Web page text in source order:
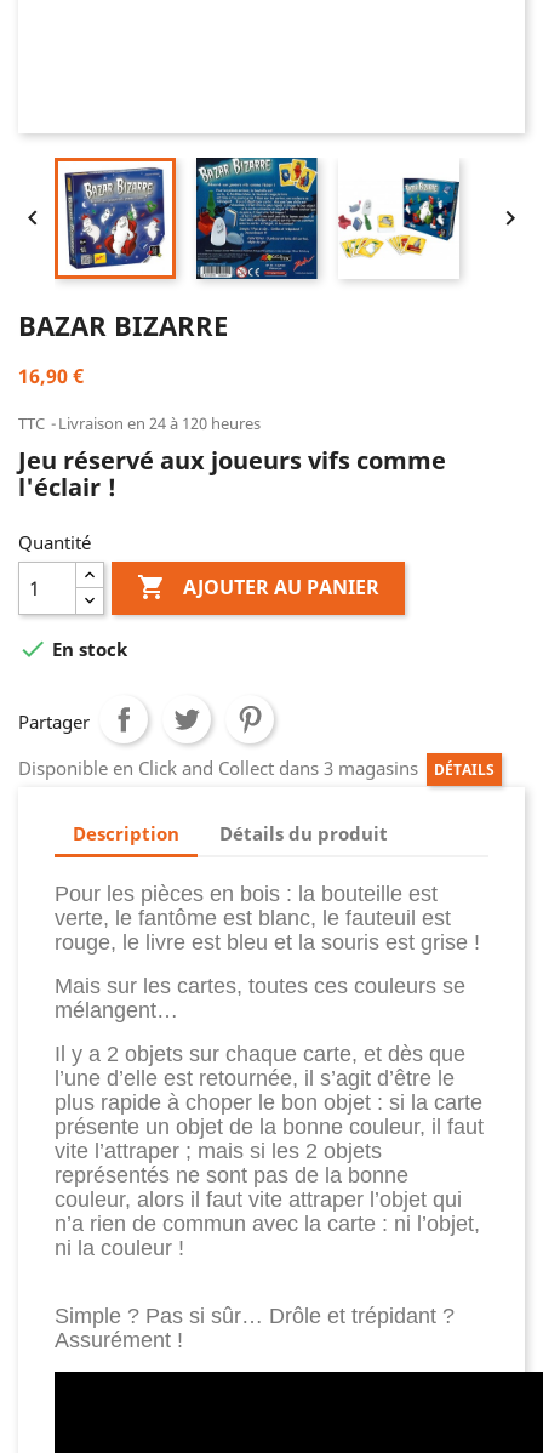
 
BAZAR BIZARRE
16,90 €
TTC Livraison en 24 à 120 heures
Jeu réservé aux joueurs vifs comme
l'éclair !
Quantité
 AJOUTER AU PANIER
 En stock
Partager
Disponible en Click and Collect dans 3 magasins
DÉTAILS
Description Détails du produit
Pour les pièces en bois : la bouteille est
verte, le fantôme est blanc, le fauteuil est
rouge, le livre est bleu et la souris est grise !
Mais sur les cartes, toutes ces couleurs se
mélangent…
Il y a 2 objets sur chaque carte, et dès que
l’une d’elle est retournée, il s’agit d’être le
plus rapide à choper le bon objet : si la carte
présente un objet de la bonne couleur, il faut
vite l’attraper ; mais si les 2 objets
représentés ne sont pas de la bonne
couleur, alors il faut vite attraper l’objet qui
n’a rien de commun avec la carte : ni l’objet,
ni la couleur !
Simple ? Pas si sûr… Drôle et trépidant ?
Assurément !